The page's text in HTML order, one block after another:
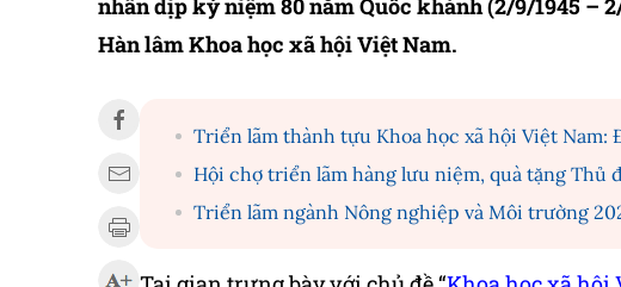
nhân dịp kỷ niệm 80 năm Quốc khánh (2/9/1945 –
Hàn lâm Khoa học xã hội Việt Nam.
Triển lãm thành tựu Khoa học xã hội Việt
Hội chợ triển lãm hàng lưu niệm, quà tặng Thủ
Triển lãm ngành Nông nghiệp và Môi trường